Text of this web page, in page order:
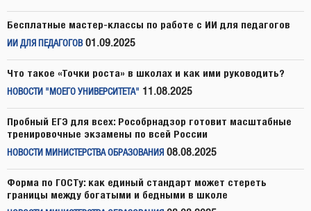
Бесплатные мастер-классы по работе с ИИ для педагогов
ИИ ДЛЯ ПЕДАГОГОВ 01.09.2025
Что такое «Точки роста» в школах и как ими руководить?
НОВОСТИ "МОЕГО УНИВЕРСИТЕТА" 11.08.2025
Пробный ЕГЭ для всех: Рособрнадзор готовит масштабные
тренировочные экзамены по всей России
НОВОСТИ МИНИСТЕРСТВА ОБРАЗОВАНИЯ 08.08.2025
Форма по ГОСТу: как единый стандарт может стереть
границы между богатыми и бедными в школе